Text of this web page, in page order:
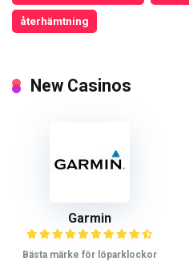
återhämtning
New Casinos
Garmin
Bästa märke för löparklockor